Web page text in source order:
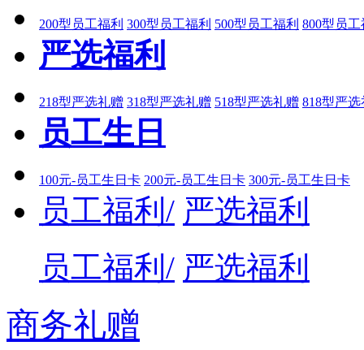
200型员工福利 300型员工福利 500型员工福利 800型员工
严选福利
218型严选礼赠 318型严选礼赠 518型严选礼赠 818型严选
员工生日
100元-员工生日卡 200元-员工生日卡 300元-员工生日卡
员工福利/ 严选福利
员工福利/ 严选福利
商务礼赠